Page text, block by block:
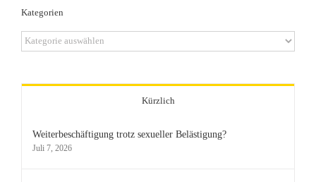
Kategorien
Kategorien
Kürzlich
Weiterbeschäftigung trotz sexueller Belästigung?
Juli 7, 2026